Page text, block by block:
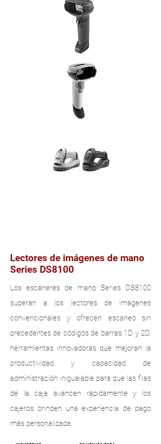
Lectores de imágenes de mano
Series DS8100
Los escáneres de mano Series DS8100
superan a los lectores de imágenes
convencionales y ofrecen escaneo sin
precedentes de códigos de barras 1D y 2D,
herramientas innovadoras que mejoran la
productividad y capacidad de
administración inigualable para que las filas
de la caja avancen rápidamente y los
cajeros brinden una experiencia de pago
más personalizada.